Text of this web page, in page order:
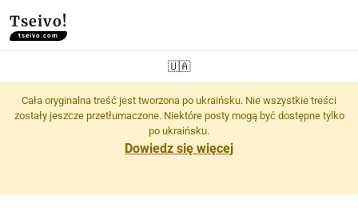
Tseivo!
tseivo.com
🇺🇦
Cała oryginalna treść jest tworzona po ukraińsku. Nie wszystkie treści
zostały jeszcze przetłumaczone. Niektóre posty mogą być dostępne tylko
po ukraińsku.
Dowiedz się więcej